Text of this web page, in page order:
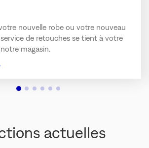
nouvelle robe ou votre nouveau
de retouches se tient à votre
magasin.
actuelles